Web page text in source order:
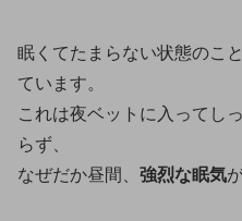
眠くてたまらない状態のこ
ています。
これは夜ベットに入ってし
らず、
なぜだか昼間、 強烈な眠気